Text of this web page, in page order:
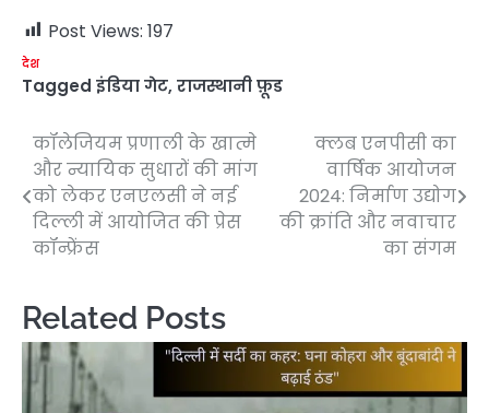
Post Views: 197
देश
Tagged इंडिया गेट, राजस्थानी फ़ूड
Post
navigation
कॉलेजियम प्रणाली के खात्मे
और न्यायिक सुधारों की मांग
को लेकर एनएलसी ने नई
दिल्ली में आयोजित की प्रेस
कॉन्फ्रेंस
क्लब एनपीसी का
वार्षिक आयोजन
2024: निर्माण उद्योग
की क्रांति और नवाचार
का संगम
Related Posts